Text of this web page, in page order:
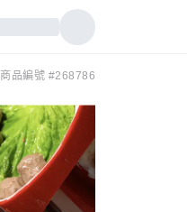
商品編號 #268786